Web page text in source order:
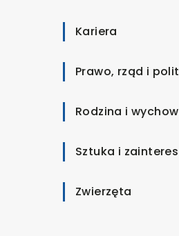
Kariera
Prawo, rząd i
Rodzina i
Sztuka i
Zwierzęta